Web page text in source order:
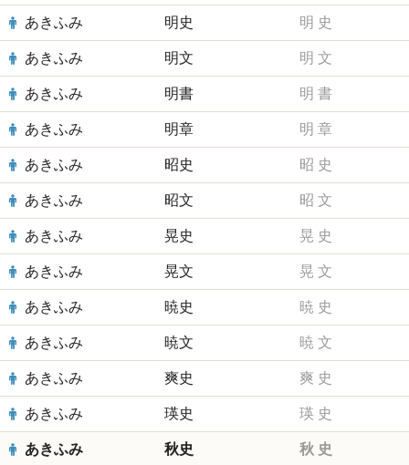
あきふみ 明史 明 史
あきふみ 明文 明 文
あきふみ 明書 明 書
あきふみ 明章 明 章
あきふみ 昭史 昭 史
あきふみ 昭文 昭 文
あきふみ 晃史 晃 史
あきふみ 晃文 晃 文
あきふみ 暁史 暁 史
あきふみ 暁文 暁 文
あきふみ 爽史 爽 史
あきふみ 瑛史 瑛 史
あきふみ 秋史 秋 史